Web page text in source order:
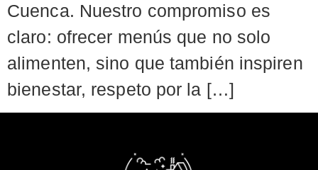
Cuenca. Nuestro compromiso es
claro: ofrecer menús que no solo
alimenten, sino que también inspiren
bienestar, respeto por la […]